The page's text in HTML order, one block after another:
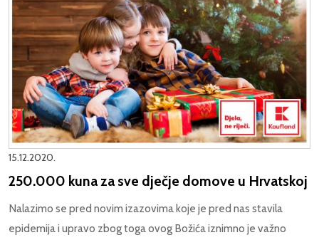
15.12.2020.
250.000 kuna za sve dječje domove u Hrvatskoj
Nalazimo se pred novim izazovima koje je pred nas stavila
epidemija i upravo zbog toga ovog Božića iznimno je važno